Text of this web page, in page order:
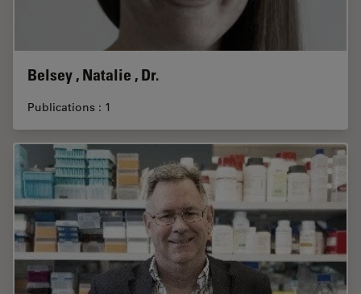
Belsey , Natalie , Dr.
Publications : 1